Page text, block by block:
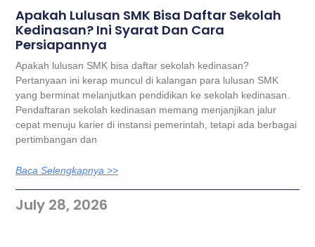
Apakah Lulusan SMK Bisa Daftar Sekolah
Kedinasan? Ini Syarat Dan Cara
Persiapannya
Apakah lulusan SMK bisa daftar sekolah kedinasan?
Pertanyaan ini kerap muncul di kalangan para lulusan SMK
yang berminat melanjutkan pendidikan ke sekolah kedinasan.
Pendaftaran sekolah kedinasan memang menjanjikan jalur
cepat menuju karier di instansi pemerintah, tetapi ada berbagai
pertimbangan dan
Baca Selengkapnya >>
July 28, 2026